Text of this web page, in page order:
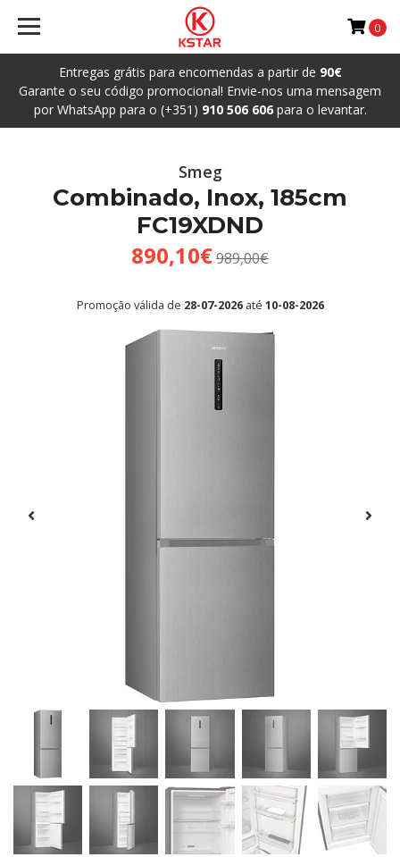
Entregas grátis para encomendas a partir de 90€
Garante o seu código promocional! Envie-nos uma mensagem
por WhatsApp para o (+351) 910 506 606para o levantar.
0
Smeg
Combinado, Inox, 185cm
FC19XDND
890,10€989,00€
Promoção válida de 28-07-2026até 10-08-2026